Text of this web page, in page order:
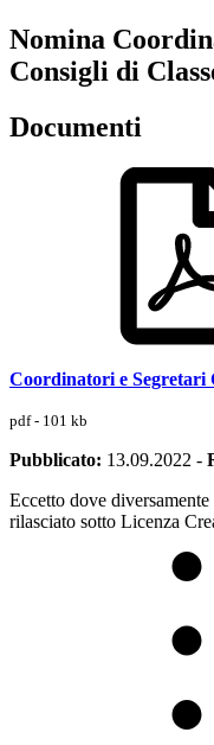
Nomina
Consigli di
Documenti
Coordinatori e Segretari
pdf - 101 kb
Pubblicato: 13.09.2022 -
Eccetto dove
rilasciato sotto Licenza